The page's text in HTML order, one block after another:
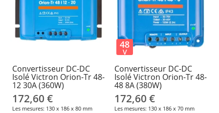
Convertisseur DC-DC
Isolé Victron Orion-Tr 48-
12 30A (360W)
172,60 €
Les mesures: 130 x 186 x 80 mm
Convertisseur DC-DC
Isolé Victron Orion-Tr 48-
48 8A (380W)
172,60 €
Les mesures: 130 x 186 x 70 mm
48
V